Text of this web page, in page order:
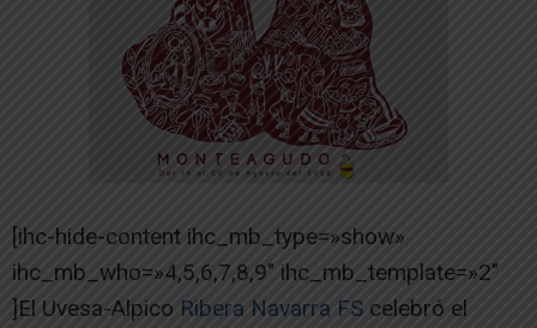
[ihc-hide-content ihc_mb_type=»show»
ihc_mb_who=»4,5,6,7,8,9″ ihc_mb_template=»2″
]El Uvesa-Alpico Ribera Navarra FS celebró el